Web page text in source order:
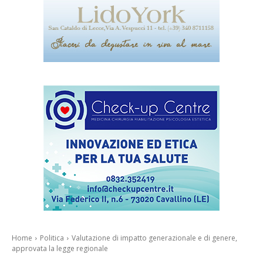
Home Politica
Valutazione di impatto generazionale e di genere,
approvata la legge regionale